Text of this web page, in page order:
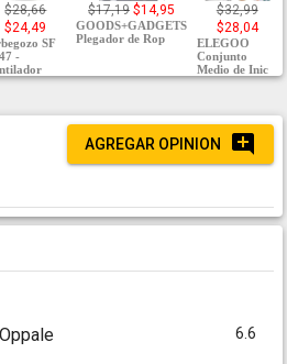
$28,66
$24,49
SF
-
$17,19 $14,95
GOODS+GADGETS
Plegador de Rop
$32,99
$28,04
ELEGOO
Conjunto
Medio de Inic
AGREGAR OPINION
6.6